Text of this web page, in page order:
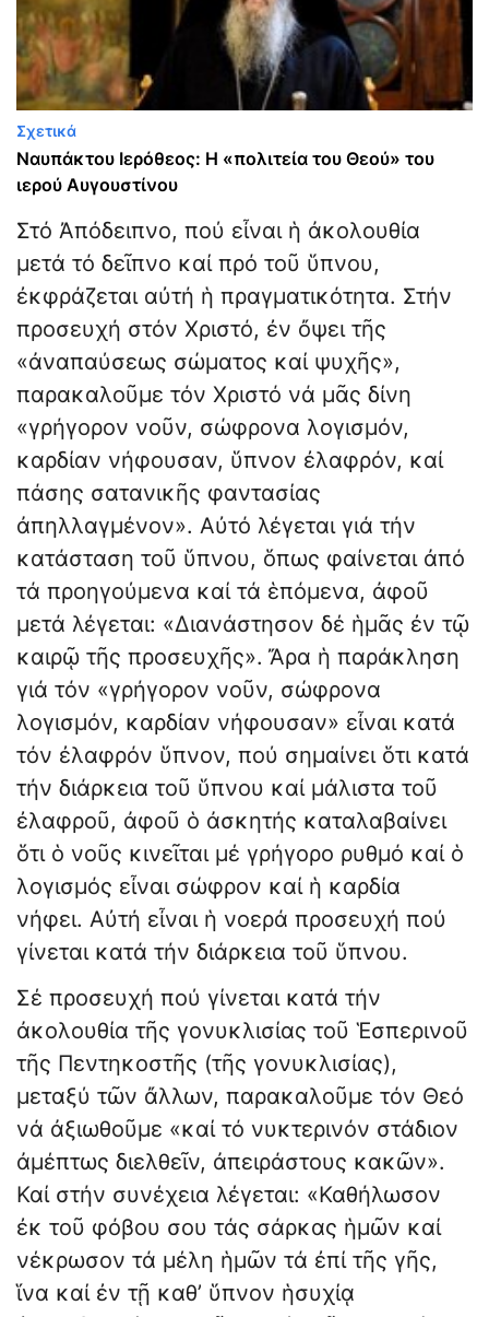
Σχετικά
Ναυπάκτου Ιερόθεος: Η «πολιτεία του Θεού» του
ιερού Αυγουστίνου
Στό Ἀπόδειπνο, πού εἶναι ἡ ἀκολουθία
μετά τό δεῖπνο καί πρό τοῦ ὕπνου,
ἐκφράζεται αὐτή ἡ πραγματικότητα. Στήν
προσευχή στόν Χριστό, ἐν ὄψει τῆς
«ἀναπαύσεως σώματος καί ψυχῆς»,
παρακαλοῦμε τόν Χριστό νά μᾶς δίνη
«γρήγορον νοῦν, σώφρονα λογισμόν,
καρδίαν νήφουσαν, ὕπνον ἐλαφρόν, καί
πάσης σατανικῆς φαντασίας
ἀπηλλαγμένον». Αὐτό λέγεται γιά τήν
κατάσταση τοῦ ὕπνου, ὅπως φαίνεται ἀπό
τά προηγούμενα καί τά ἑπόμενα, ἀφοῦ
μετά λέγεται: «Διανάστησον δέ ἡμᾶς ἐν τῷ
καιρῷ τῆς προσευχῆς». Ἄρα ἡ παράκληση
γιά τόν «γρήγορον νοῦν, σώφρονα
λογισμόν, καρδίαν νήφουσαν» εἶναι κατά
τόν ἐλαφρόν ὕπνον, πού σημαίνει ὅτι κατά
τήν διάρκεια τοῦ ὕπνου καί μάλιστα τοῦ
ἐλαφροῦ, ἀφοῦ ὁ ἀσκητής καταλαβαίνει
ὅτι ὁ νοῦς κινεῖται μέ γρήγορο ρυθμό καί ὁ
λογισμός εἶναι σώφρον καί ἡ καρδία
νήφει. Αὐτή εἶναι ἡ νοερά προσευχή πού
γίνεται κατά τήν διάρκεια τοῦ ὕπνου.
Σέ προσευχή πού γίνεται κατά τήν
ἀκολουθία τῆς γονυκλισίας τοῦ Ἑσπερινοῦ
τῆς Πεντηκοστῆς (τῆς γονυκλισίας),
μεταξύ τῶν ἄλλων, παρακαλοῦμε τόν Θεό
νά ἀξιωθοῦμε «καί τό νυκτερινόν στάδιον
ἀμέπτως διελθεῖν, ἀπειράστους κακῶν».
Καί στήν συνέχεια λέγεται: «Καθήλωσον
ἐκ τοῦ φόβου σου τάς σάρκας ἡμῶν καί
νέκρωσον τά μέλη ἡμῶν τά ἐπί τῆς γῆς,
ἵνα καί ἐν τῇ καθ’ ὕπνον ἡσυχίᾳ